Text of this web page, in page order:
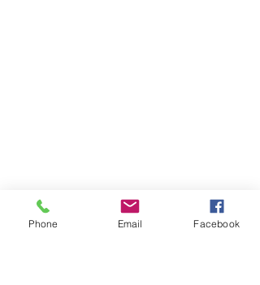
Phone Email Facebook